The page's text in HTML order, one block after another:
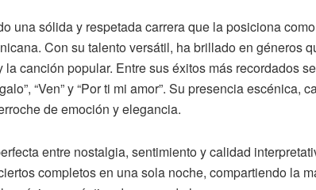
una sólida y respetada carrera que la posiciona
Con su talento versátil, ha brillado en géneros
canción popular. Entre sus éxitos más recordados se
“Ven” y “Por ti mi amor”. Su presencia escénica,
de emoción y elegancia.
entre nostalgia, sentimiento y calidad
completos en una sola noche, compartiendo la